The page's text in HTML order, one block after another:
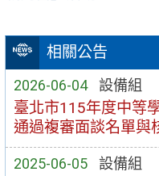
相關公告
2026-06-04 設備組
臺北市115年度中等
通過複審面談名單與
2025-06-05 設備組